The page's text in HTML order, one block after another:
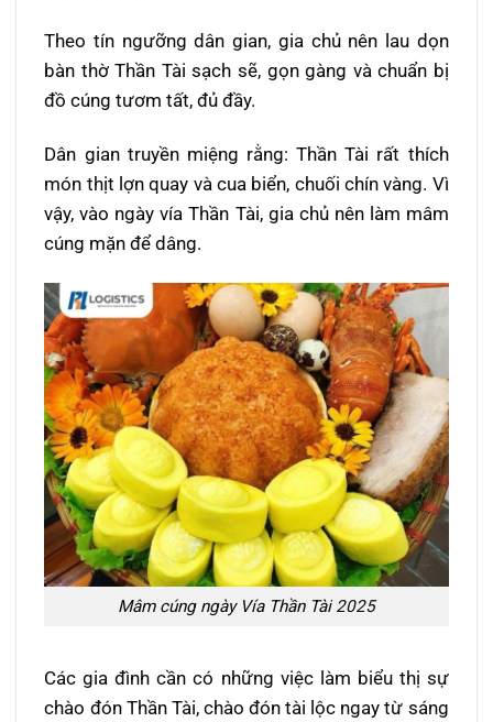
Theo tín ngưỡng dân gian, gia chủ nên lau dọn
bàn thờ Thần Tài sạch sẽ, gọn gàng và chuẩn bị
đồ cúng tươm tất, đủ đầy.
Dân gian truyền miệng rằng: Thần Tài rất thích
món thịt lợn quay và cua biển, chuối chín vàng. Vì
vậy, vào ngày vía Thần Tài, gia chủ nên làm mâm
cúng mặn để dâng.
Mâm cúng ngày Vía Thần Tài 2025
Các gia đình cần có những việc làm biểu thị sự
chào đón Thần Tài, chào đón tài lộc ngay từ sáng